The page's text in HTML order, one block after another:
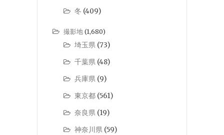
冬 (409)
撮影地(1,680)
埼玉県 (73)
千葉県 (48)
兵庫県 (9)
東京都 (561)
奈良県 (19)
神奈川県 (59)